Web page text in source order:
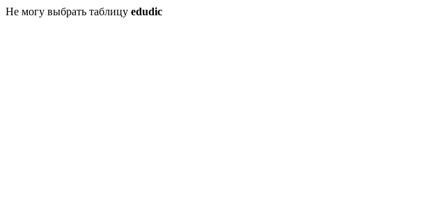
Не могу выбрать таблицу edudic